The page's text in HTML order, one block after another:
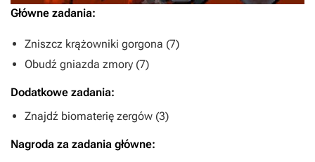
Główne zadania:
Zniszcz krążowniki gorgona (7)
Obudź gniazda zmory (7)
Dodatkowe zadania:
Znajdź biomaterię zergów (3)
Nagroda za zadania główne: